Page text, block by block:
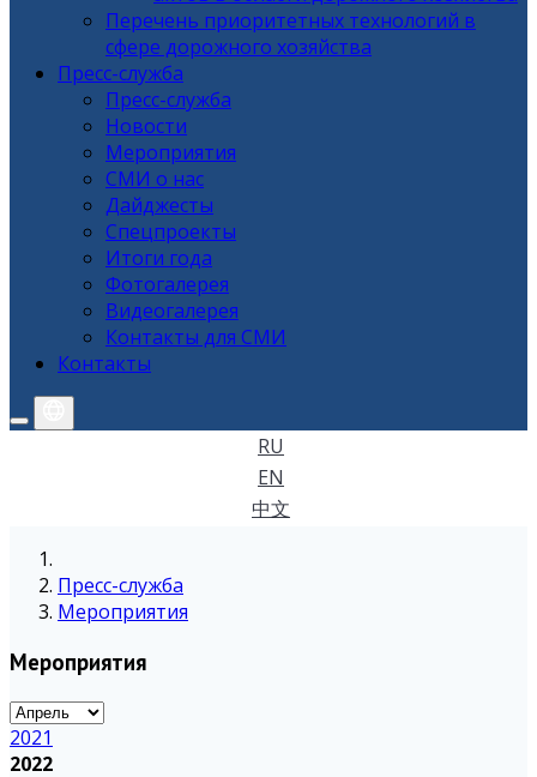
Перечень приоритетных технологий в
сфере дорожного хозяйства
Пресс-служба
Пресс-служба
Новости
Мероприятия
СМИ о нас
Дайджесты
Спецпроекты
Итоги года
Фотогалерея
Видеогалерея
Контакты для СМИ
Контакты
RU
EN
中文
Пресс-служба
Мероприятия
Мероприятия
2021
2022